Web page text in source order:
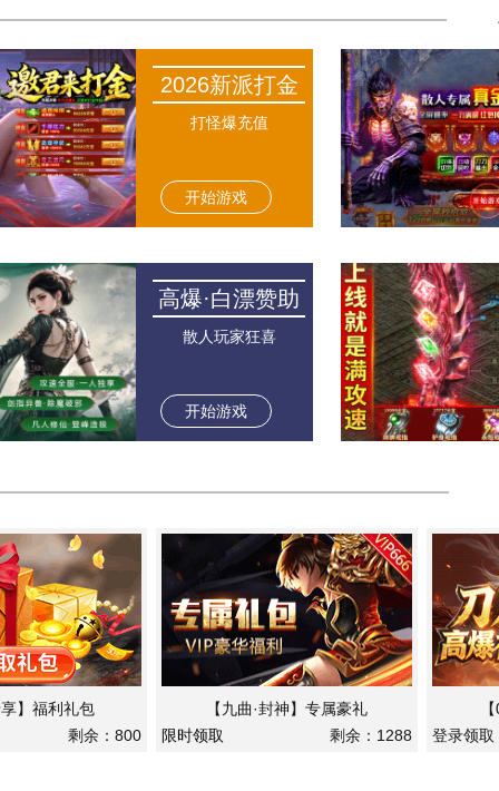
2026新派打金
打怪爆充值
开始游戏
】福利礼包
剩余：800
【九曲·封神】专属豪礼
限时领取
剩余：1288
登录领取
高爆·白漂赞助
散人玩家狂喜
开始游戏